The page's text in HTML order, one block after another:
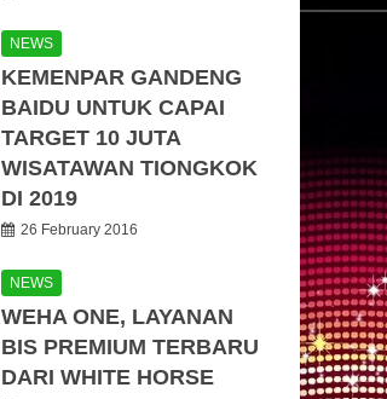
NEWS
KEMENPAR GANDENG
BAIDU UNTUK CAPAI
TARGET 10 JUTA
WISATAWAN TIONGKOK
DI 2019
26 February 2016
NEWS
WEHA ONE, LAYANAN
BIS PREMIUM TERBARU
DARI WHITE HORSE